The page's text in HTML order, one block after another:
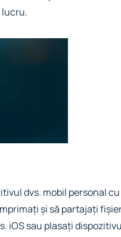
lucru.
dvs. mobil personal
și să partajați
sau plasați